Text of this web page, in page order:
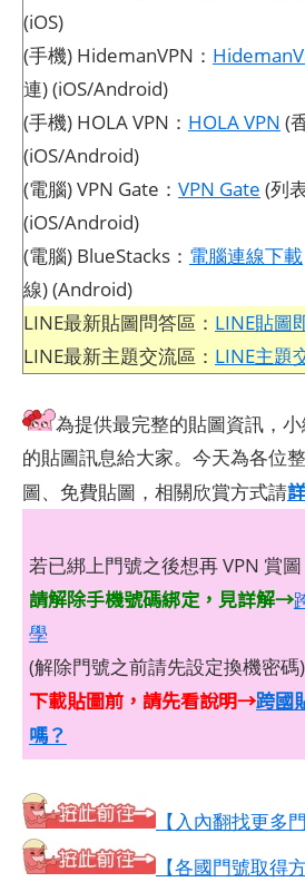
(iOS)
(手機) HidemanVPN：
連) (iOS/Android)
(手機) HOLA VPN： HOLA VPN (
(iOS/Android)
(電腦) VPN Gate： VPN Gate (列
(iOS/Android)
(電腦) BlueStacks： 電腦連線下載
線) (Android)
LINE最新貼圖問答區： LINE貼圖
LINE最新主題交流區： LINE主題
為提供最完整的貼圖資訊，
的貼圖訊息給大家。今天為各位
圖、免費貼圖，相關欣賞方式請
若已綁上門號之後想再 VPN 賞圖
請解除手機號碼綁定，見詳解→
學
(解除門號之前請先設定換機密碼)
下載貼圖前，請先看說明→跨國
嗎？
【入內翻找更多
【各國門號取得